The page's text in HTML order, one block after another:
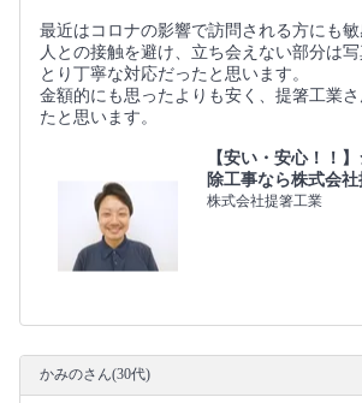
最近はコロナの影響で訪問される方にも
人との接触を避け、立ち会えない部分は
とり丁寧な対応だったと思います。
金額的にも思ったよりも安く、提箸工業
たと思います。
【安い・安心！！
除工事なら株式会社
株式会社提箸工業
かみのさん(30代)